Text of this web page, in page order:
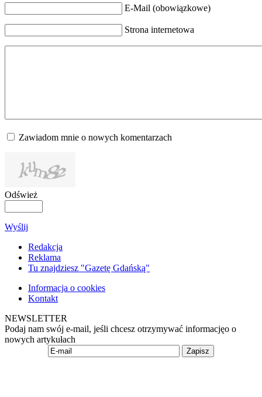
E-Mail (obowiązkowe)
Strona internetowa
Zawiadom mnie o nowych komentarzach
Odśwież
Wyślij
Redakcja
Reklama
Tu znajdziesz "Gazetę Gdańską"
Informacja o cookies
Kontakt
NEWSLETTER
Podaj nam swój e-mail, jeśli chcesz otrzymywać informacjęo o
nowych artykułach
Zapisz